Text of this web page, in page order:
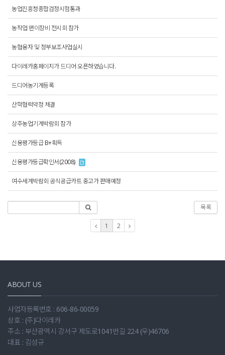
농업진흥청종합검정시험통과
농작업 편이장비 전시회 참가
농협융자 및 정부보조사업실시
다이레카홈페이지가 드디어 오픈하였습니다.
드디어농기계등록
산학협력약정 체결
상주농업기계박람회 참가
신용평가등급 B+획득
신용평가등급확인서(2008)
여수세계박람회 공식공급카트 중고가 판매예정
목록
1 2
ABOUT US
사업자등록번호 : 606-86-00059
상호 : (주)다이레카
주소 : 부산광역시 강서구 제도로1041번길 224 (우)46706
대표 : 김성규